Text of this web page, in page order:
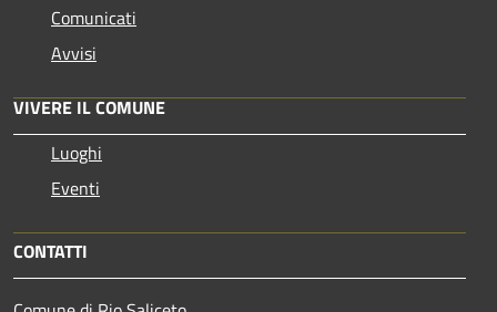
Comunicati
Avvisi
VIVERE IL COMUNE
Luoghi
Eventi
CONTATTI